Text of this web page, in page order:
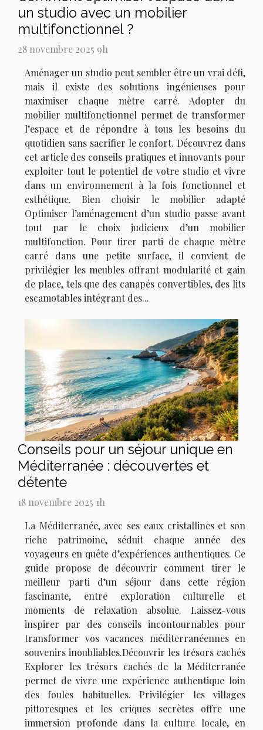
un studio avec un mobilier
multifonctionnel ?
28 novembre 2025 9h
Aménager un studio peut sembler être un vrai défi,
mais il existe des solutions ingénieuses pour
maximiser chaque mètre carré. Adopter du
mobilier multifonctionnel permet de transformer
l’espace et de répondre à tous les besoins du
quotidien sans sacrifier le confort. Découvrez dans
cet article des conseils pratiques et innovants pour
exploiter tout le potentiel de votre studio et vivre
dans un environnement à la fois fonctionnel et
esthétique. Bien choisir le mobilier adapté
Optimiser l’aménagement d’un studio passe avant
tout par le choix judicieux d’un mobilier
multifonction. Pour tirer parti de chaque mètre
carré dans une petite surface, il convient de
privilégier les meubles offrant modularité et gain
de place, tels que des canapés convertibles, des lits
escamotables intégrant des...
Conseils pour un séjour unique en
Méditerranée : découvertes et
détente
18 novembre 2025 1h
La Méditerranée, avec ses eaux cristallines et son
riche patrimoine, séduit chaque année des
voyageurs en quête d’expériences authentiques. Ce
guide propose de découvrir comment tirer le
meilleur parti d’un séjour dans cette région
fascinante, entre exploration culturelle et
moments de relaxation absolue. Laissez-vous
inspirer par des conseils incontournables pour
transformer vos vacances méditerranéennes en
souvenirs inoubliables.Découvrir les trésors cachés
Explorer les trésors cachés de la Méditerranée
permet de vivre une expérience authentique loin
des foules habituelles. Privilégier les villages
pittoresques et les criques secrètes offre une
immersion profonde dans la culture locale, en